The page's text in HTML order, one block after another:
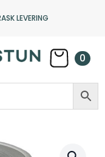
LEVERING
0